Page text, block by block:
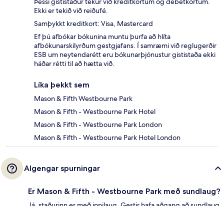
Ekki er tekið við reiðufé.
Samþykkt kreditkort: Visa, Mastercard
Ef þú afbókar bókunina muntu þurfa að hlíta
afbókunarskilyrðum gestgjafans. Í samræmi við reglugerðir
ESB um neytendarétt eru bókunarþjónustur gististaða ekki
háðar rétti til að hætta við.
Líka þekkt sem
Mason & Fifth Westbourne Park
Mason & Fifth - Westbourne Park Hotel
Mason & Fifth - Westbourne Park London
Mason & Fifth - Westbourne Park Hotel London
Algengar spurningar
Er Mason & Fifth - Westbourne Park með sundlaug?